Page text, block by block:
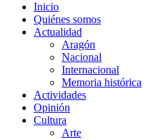
Inicio
Quiénes somos
Actualidad
Aragón
Nacional
Internacional
Memoria histórica
Actividades
Opinión
Cultura
Arte